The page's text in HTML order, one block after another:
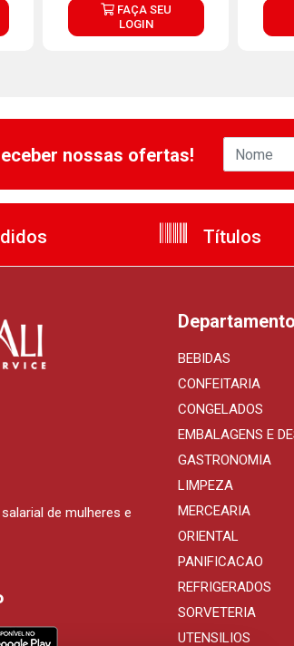
FAÇA SEU
LOGIN
nossas ofertas!
Títulos
de mulheres e
BEBIDAS
CONFEITARIA
CONGELADOS
EMBALAGENS E
GASTRONOMIA
LIMPEZA
MERCEARIA
ORIENTAL
PANIFICACAO
REFRIGERADOS
SORVETERIA
UTENSILIOS